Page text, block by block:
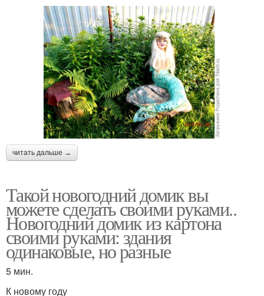
читать дальше →
Такой новогодний домик вы
можете сделать своими руками..
Новогодний домик из картона
своими руками: здания
одинаковые, но разные
5 мин.
К новому году